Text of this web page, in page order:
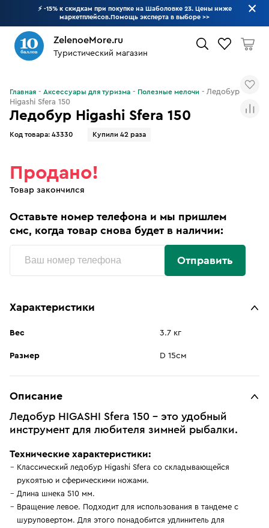
⚡ -15% к скидкам при покупке на Шаболовке 23. Цены ниже
маркетплейсов.Помощь эксперта в выборе >>
ZelenoeMore.ru
Туристический магазин
Ледобур Higashi Sfera 150
Код товара: 43330 Купили 42 раза
Главная Аксессуары для туризма Полезные мелочи
Ледобур
Higashi Sfera 150
Продано!
Товар закончился
Оставьте номер телефона и мы пришлем
смс, когда товар снова будет в наличии:
Отправить
Характеристики
Вес 3.7 кг
Размер D 15см
Описание
Ледобур HIGASHI Sfera 150 - это удобный
инструмент для любителя зимней рыбалки.
Технические характеристики:
Классический ледобур Higashi Sfera со складывающейся
рукоятью и сферическими ножами.
Длина шнека 510 мм.
Вращение левое. Подходит для использования в тандеме с
шуруповертом. Для этого понадобится удлинитель для